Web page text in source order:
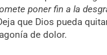
poner fin a la
que Dios pueda
de dolor.